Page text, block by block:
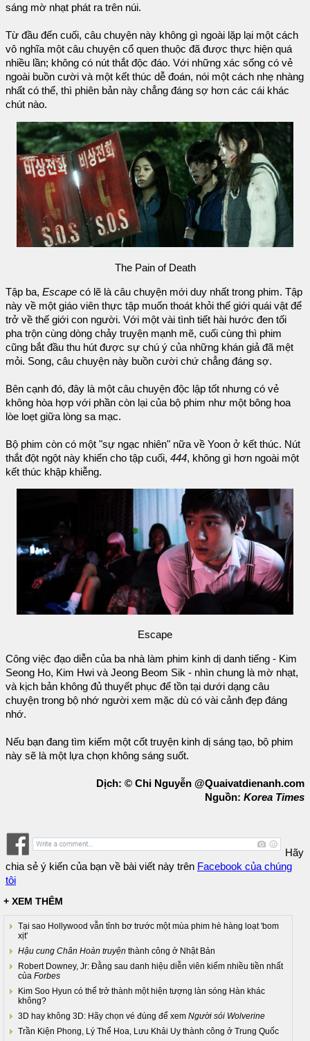
sáng mờ nhạt phát ra trên núi.
Từ đầu đến cuối, câu chuyện này không gì ngoài lặp lại một cách
vô nghĩa một câu chuyện cổ quen thuộc đã được thực hiện quá
nhiều lần; không có nút thắt độc đáo. Với những xác sống có vẻ
ngoài buồn cười và một kết thúc dễ đoán, nói một cách nhẹ nhàng
nhất có thể, thì phiên bản này chẳng đáng sợ hơn các cái khác
chút nào.
The Pain of Death
Tập ba, Escape có lẽ là câu chuyện mới duy nhất trong phim. Tập
này về một giáo viên thực tập muốn thoát khỏi thế giới quái vật để
trở về thế giới con người. Với một vài tình tiết hài hước đen tối
pha trộn cùng dòng chảy truyện mạnh mẽ, cuối cùng thì phim
cũng bắt đầu thu hút được sự chú ý của những khán giả đã mệt
mỏi. Song, câu chuyện này buồn cười chứ chẳng đáng sợ.
Bên cạnh đó, đây là một câu chuyện độc lập tốt nhưng có vẻ
không hòa hợp với phần còn lại của bộ phim như một bông hoa
lòe loẹt giữa lòng sa mạc.
Bộ phim còn có một "sự ngạc nhiên" nữa về Yoon ở kết thúc. Nút
thắt đột ngột này khiến cho tập cuối, 444, không gì hơn ngoài một
kết thúc khập khiễng.
Escape
Công việc đạo diễn của ba nhà làm phim kinh dị danh tiếng - Kim
Seong Ho, Kim Hwi và Jeong Beom Sik - nhìn chung là mờ nhạt,
và kịch bản không đủ thuyết phục để tồn tại dưới dạng câu
chuyện trong bộ nhớ người xem mặc dù có vài cảnh đẹp đáng
nhớ.
Nếu bạn đang tìm kiếm một cốt truyện kinh dị sáng tạo, bộ phim
này sẽ là một lựa chọn không sáng suốt.
Dịch: © Chi Nguyễn @Quaivatdienanh.com
Nguồn: Korea Times
Hãy
chia sẻ ý kiến của bạn về bài viết này trên Facebook của chúng
tôi
+ XEM THÊM
Tại sao Hollywood vẫn tỉnh bơ trước một mùa phim hè hàng loạt 'bom
xịt'
Hậu cung Chân Hoàn truyện thành công ở Nhật Bản
Robert Downey, Jr: Đằng sau danh hiệu diễn viên kiếm nhiều tiền nhất
của Forbes
Kim Soo Hyun có thể trở thành một hiện tượng làn sóng Hàn khác
không?
3D hay không 3D: Hãy chọn vé đúng để xem Người sói Wolverine
Trần Kiện Phong, Lý Thể Hoa, Lưu Khải Uy thành công ở Trung Quốc